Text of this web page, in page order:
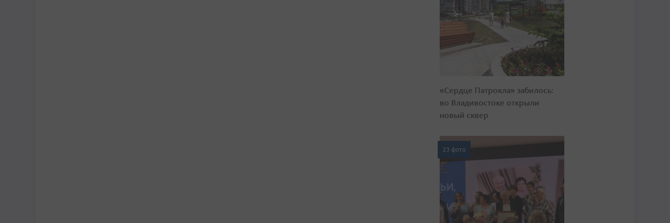
«Сердце Патрокла» забилось:
во Владивостоке открыли
новый сквер
23 фото